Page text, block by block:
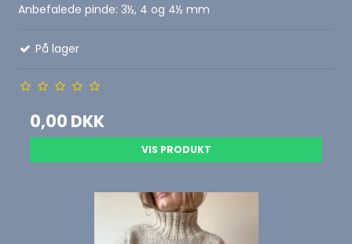
Anbefalede pinde: 3½, 4 og 4½ mm
På lager
0,00 DKK
VIS PRODUKT